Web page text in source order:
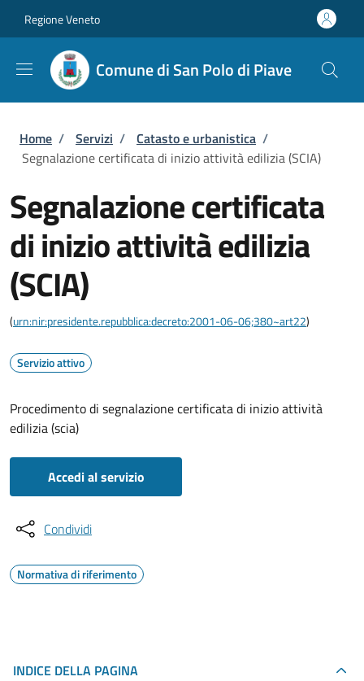
Regione Veneto
Comune di San Polo di Piave
Briciole di pane
Home / Servizi / Catasto e urbanistica /
Segnalazione certificata di inizio attività edilizia (SCIA)
Segnalazione certificata
di inizio attività edilizia
(SCIA)
(urn:nir:presidente.repubblica:decreto:2001-06-06;380~art22)
Servizio attivo
Procedimento di segnalazione certificata di inizio attività
edilizia (scia)
Accedi al servizio
Condividi
Normativa di riferimento
INDICE DELLA PAGINA